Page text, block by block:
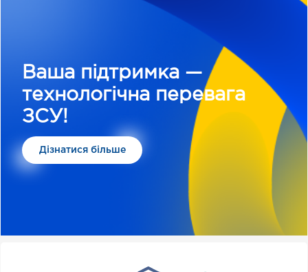
Ваша підтримка —
технологічна перевага
ЗСУ!
Дізнатися більше